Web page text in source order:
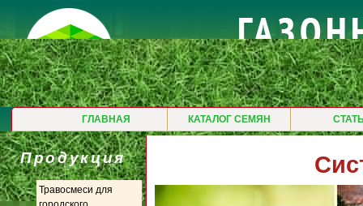
ГЛАВНАЯ КАТАЛОГ СЕМЯН
Продукция
Травосмеси для